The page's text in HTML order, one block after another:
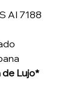
AI 7188
Lujo*